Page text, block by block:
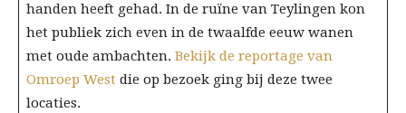
handen heeft gehad. In de ruïne van Teylingen kon
het publiek zich even in de twaalfde eeuw wanen
met oude ambachten. Bekijk de reportage van
Omroep Westdie op bezoek ging bij deze twee
locaties.